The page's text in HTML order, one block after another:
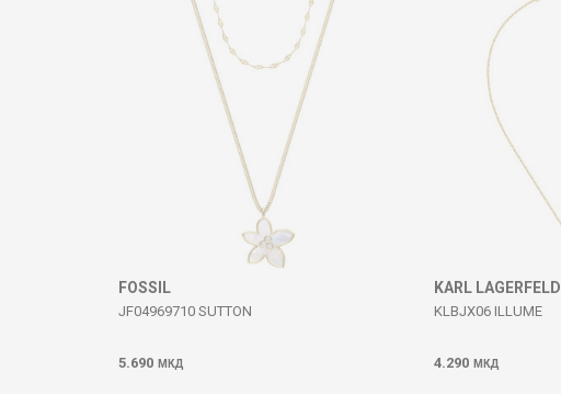
FOSSIL
JF04969710 SUTTON
5.690 МКД
KARL LAGERFELD
KLBJX06 ILLUME
4.290 МКД